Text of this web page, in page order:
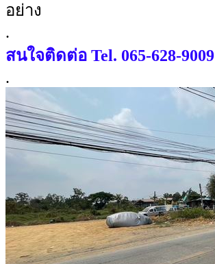
อย่าง
.
สนใจติดต่อ Tel. 065-628-9009
.